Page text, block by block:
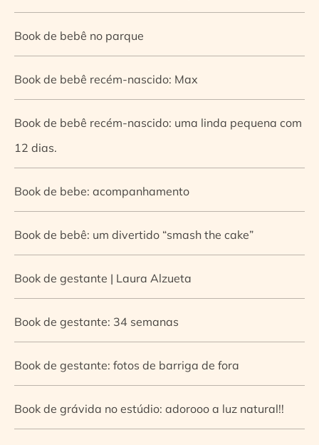
Book de bebê no parque
Book de bebê recém-nascido: Max
Book de bebê recém-nascido: uma linda pequena com
12 dias.
Book de bebe: acompanhamento
Book de bebê: um divertido “smash the cake”
Book de gestante | Laura Alzueta
Book de gestante: 34 semanas
Book de gestante: fotos de barriga de fora
Book de grávida no estúdio: adorooo a luz natural!!